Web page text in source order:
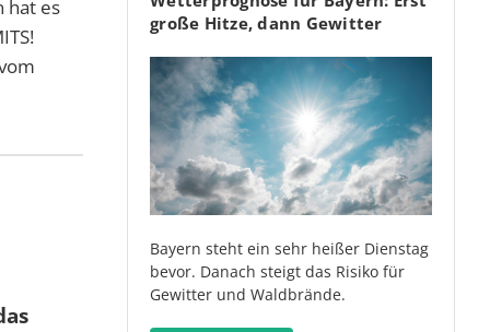
hat es
große Hitze, dann Gewitter
Bayern steht ein sehr heißer Dienstag
bevor. Danach steigt das Risiko für
Gewitter und Waldbrände.